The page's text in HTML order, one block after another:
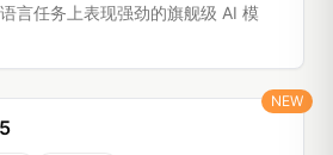
言任务上表现强劲的旗舰级 AI 模
NEW